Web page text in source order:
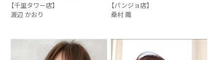
【千里タワー店】
渡辺 かおり
【パンジョ店】
桑村 繭